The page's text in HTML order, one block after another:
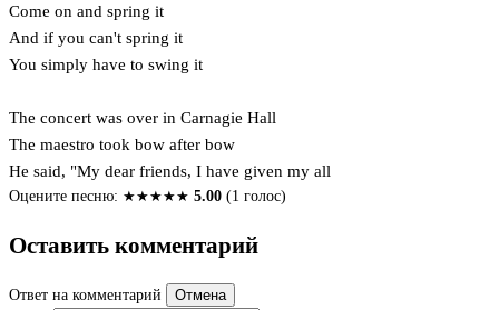
Come on and spring it
And if you can't spring it
You simply have to swing it
The concert was over in Carnagie Hall
The maestro took bow after bow
He said, "My dear friends, I have given my all
Оцените песню: ★★★★★ 5.00 (1 голос)
Оставить комментарий
Ответ на комментарий
Отмена